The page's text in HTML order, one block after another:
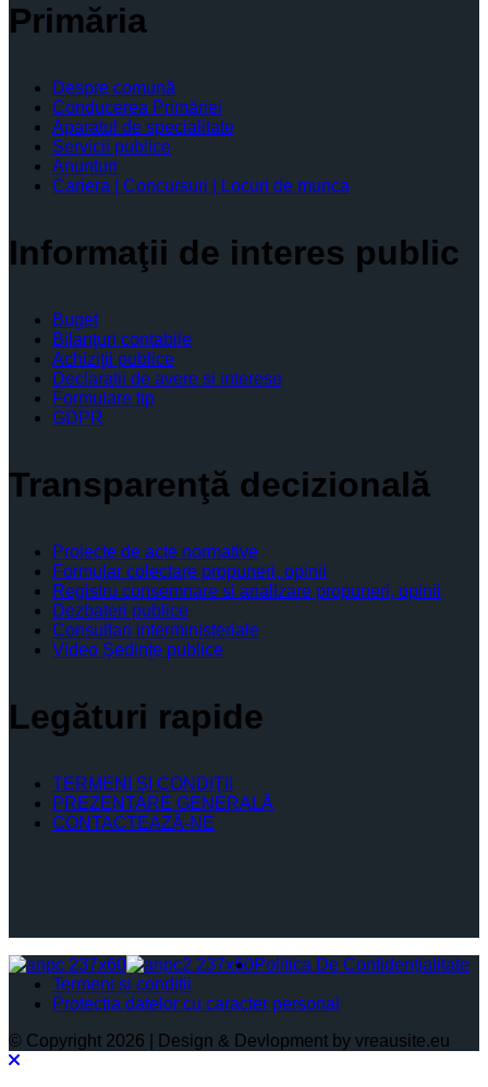
Primăria
Despre comună
Conducerea Primăriei
Aparatul de specialitate
Servicii publice
Anunturi
Cariera | Concursuri | Locuri de munca
Informaţii de interes public
Buget
Bilanţuri contabile
Achiziţii publice
Declaratii de avere si interese
Formulare tip
GDPR
Transparenţă decizională
Proiecte de acte normative
Formular colectare propuneri, opinii
Registru consemnare si analizare propuneri, opinii
Dezbateri publice
Consultari interministeriale
Video Şedinţe publice
Legături rapide
TERMENI ŞI CONDIŢII
PREZENTARE GENERALĂ
CONTACTEAZĂ-NE
Politica De Confidențialitate
Termeni și condiții
Protectia datelor cu caracter personal
© Copyright 2026 | Design & Devlopment by vreausite.eu